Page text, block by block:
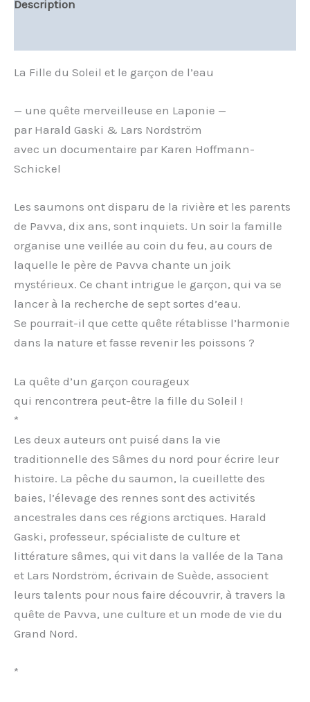
Description
La Fille du Soleil et le garçon de l’eau
— une quête merveilleuse en Laponie —
par Harald Gaski & Lars Nordström
avec un documentaire par Karen Hoffmann-
Schickel
Les saumons ont disparu de la rivière et les parents
de Pavva, dix ans, sont inquiets. Un soir la famille
organise une veillée au coin du feu, au cours de
laquelle le père de Pavva chante un joik
mystérieux. Ce chant intrigue le garçon, qui va se
lancer à la recherche de sept sortes d’eau.
Se pourrait-il que cette quête rétablisse l’harmonie
dans la nature et fasse revenir les poissons ?
La quête d’un garçon courageux
qui rencontrera peut-être la fille du Soleil !
*
Les deux auteurs ont puisé dans la vie
traditionnelle des Sâmes du nord pour écrire leur
histoire. La pêche du saumon, la cueillette des
baies, l’élevage des rennes sont des activités
ancestrales dans ces régions arctiques. Harald
Gaski, professeur, spécialiste de culture et
littérature sâmes, qui vit dans la vallée de la Tana
et Lars Nordström, écrivain de Suède, associent
leurs talents pour nous faire découvrir, à travers la
quête de Pavva, une culture et un mode de vie du
Grand Nord.
*